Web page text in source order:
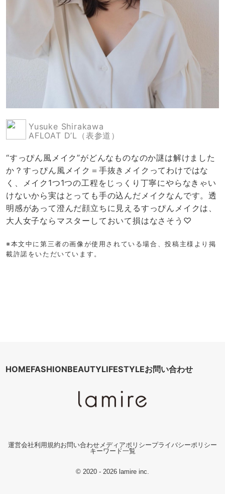
Yusuke Shirakawa
AFLOAT D’L（表参道）
“すっぴん風メイク”がどんなものなのか謎は解けました
か？すっぴん風メイク＝手抜きメイクってわけではな
く、メイク1つ1つの工程をじっくり丁寧にやらなきゃい
けないから実はとっても手の込んだメイクなんです。透
明感があって澄んだ顔立ちに見えるすっぴんメイクは、
大人女子ならマスターしておいて損はなさそう♡
※本文中に第三者の画像が使用されている場合、投稿主様より掲
載許諾をいただいています。
HOMEFASHIONBEAUTYLIFESTYLEお問い合わせ
運営会社利用規約お問い合わせメディアポリシープライバシーポリシー
キーワード一覧
© 2020 - 2026 lamire inc.